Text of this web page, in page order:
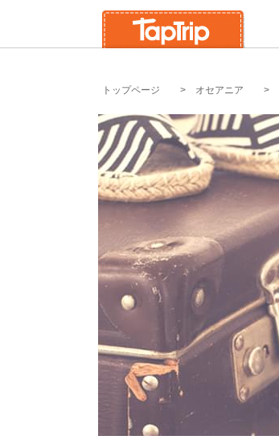
トップページ オセアニア